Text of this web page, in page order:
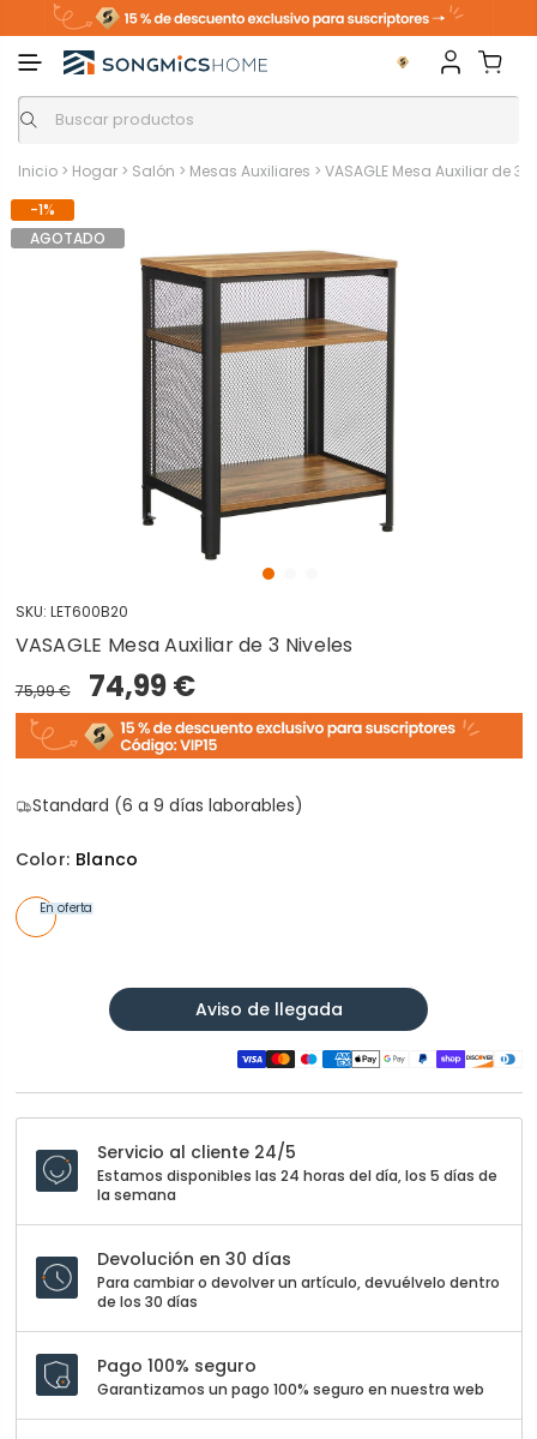
Inicio > Hogar > Salón > Mesas Auxiliares > VASAGLE Mesa Auxiliar de 3
-1%
AGOTADO
SKU: LET600B20
VASAGLE Mesa Auxiliar de 3 Niveles
75,99 € 74,99 €
Standard (6 a 9 días laborables)
Color: Blanco
En oferta
Aviso de llegada
Servicio al cliente 24/5
Estamos disponibles las 24 horas del día, los 5 días de
la semana
Devolución en 30 días
Para cambiar o devolver un artículo, devuélvelo dentro
de los 30 días
Pago 100% seguro
Garantizamos un pago 100% seguro en nuestra web